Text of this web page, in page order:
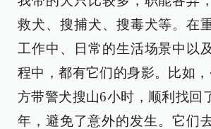
救犬、搜捕犬、搜毒犬等。在
工作中、日常的生活场景中以
程中，都有它们的身影。比如
方带警犬搜山6小时，顺利找回
年，避免了意外的发生。它们